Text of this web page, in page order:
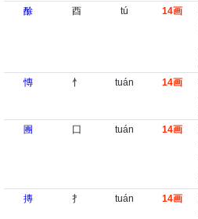
酴
酉 tú 14画
慱
忄 tuán 14画
團
囗 tuán 14画
摶
扌 tuán 14画